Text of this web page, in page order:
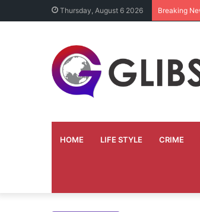
Thursday, August 6 2026 Breaking
HOME LIFE STYLE CRIME